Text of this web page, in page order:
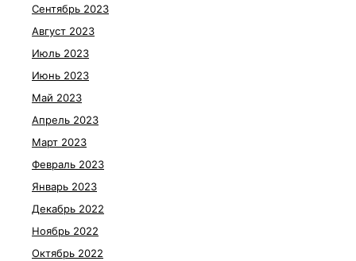
Сентябрь 2023
Август 2023
Июль 2023
Июнь 2023
Май 2023
Апрель 2023
Март 2023
Февраль 2023
Январь 2023
Декабрь 2022
Ноябрь 2022
Октябрь 2022